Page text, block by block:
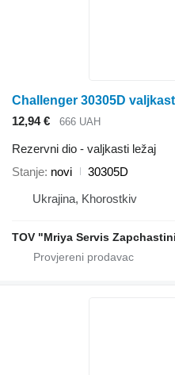
Challenger 30305D
12,94 €
666 UAH
Rezervni dio - valjkasti ležaj
Stanje novi
30305D
Ukrajina, Khorostkiv
TOV "Mriya Servis